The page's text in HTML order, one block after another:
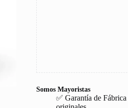
Somos Mayoristas
✅ Garantía de